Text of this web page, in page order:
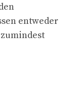
entweder